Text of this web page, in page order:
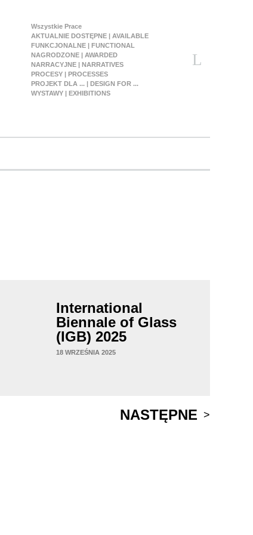
Wszystkie Prace
AKTUALNIE DOSTĘPNE | AVAILABLE
FUNKCJONALNE | FUNCTIONAL
NAGRODZONE | AWARDED
NARRACYJNE | NARRATIVES
PROCESY | PROCESSES
PROJEKT DLA ... | DESIGN FOR ...
WYSTAWY | EXHIBITIONS
International
Biennale of Glass
(IGB) 2025
18 WRZEŚNIA 2025
NASTĘPNE